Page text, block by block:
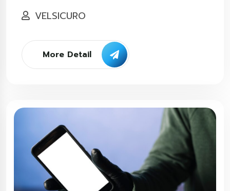
VELSICURO
More Detail